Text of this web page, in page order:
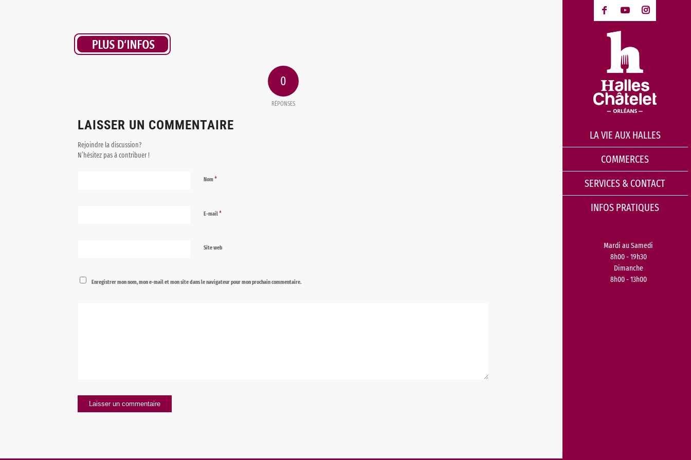
LA VIE AUX HALLES
COMMERCES
SERVICES & CONTACT
INFOS PRATIQUES
Mardi au Samedi
8h00 - 19h30
Dimanche
8h00 - 13h00
0
RÉPONSES
LAISSER UN COMMENTAIRE
Rejoindre la discussion?
N’hésitez pas à contribuer !
Nom*
E-mail*
Site web
Enregistrer mon nom, mon e-mail et mon site dans le navigateur pour mon prochain commentaire.